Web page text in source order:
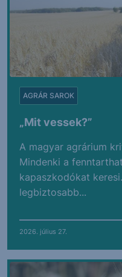
„Mit vessek?”
AGRÁR SAROK
A magyar agrárium
Mindenki a
kapaszkodókat
legbiztosabb...
2026. július 27.